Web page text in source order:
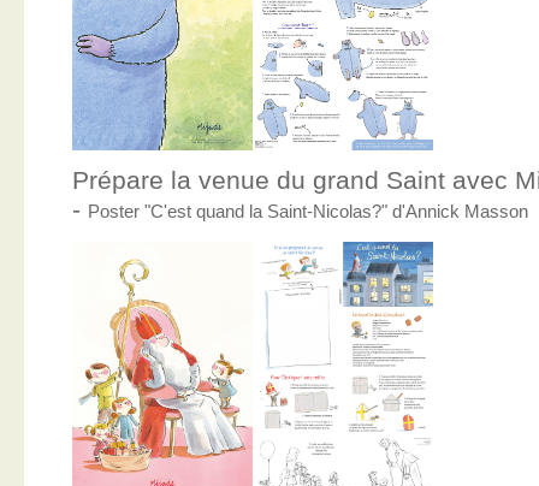
Prépare la venue du grand Saint avec
- Poster "C'est quand la Saint-Nicolas?" d'Annick Masson